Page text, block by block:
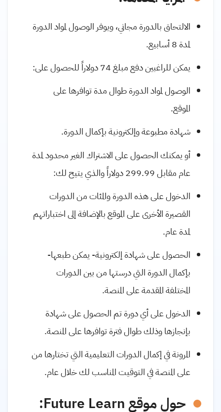
الالتحاق بالدورة مجاني، ويوفر الوصول لمواد الدورة
لمدة 8 أسابيع.
يمكن للراغبين دفع مبلغ 74 دولاراً للحصول على:
الوصول لمواد الدورة طوال مدة توافرها على
الموقع.
شهادة مطبوعة وإلكترونية بإكمال الدورة.
أو يمكنك الحصول على الاشتراك الغير محدود لمدة
عام مقابل 299.99 دولاراً والذي يتيح لك:
الدخول على هذه الدورة والمئات من الدورات
القصيرة الأخرى على الموقع بالإضافة إلى اختباراتهم
لمدة عام.
الحصول على شهادة إلكترونية- يمكن طبعها-
بإكمال الدورة التي درستها من بين الدورات
المختلفة المقدمة على المنصة.
الدخول على أي دورة تم الحصول على شهادة
بإنجازها وذلك طوال فترة توافرها على المنصة.
المرونة في إكمال الدورات التعليمية التي تختارها من
على المنصة في التوقيت المناسب لك خلال عام.
حول موقع Future Learn: